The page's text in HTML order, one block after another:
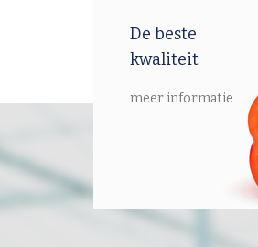
De beste
kwaliteit
meer informatie